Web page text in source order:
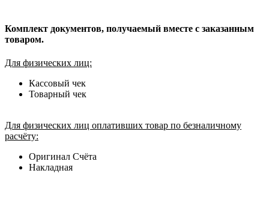
Комплект документов, получаемый вместе с заказанным
товаром.
Для физических лиц:
Кассовый чек
Товарный чек
Для физических лиц оплативших товар по безналичному
расчёту:
Оригинал Счёта
Накладная